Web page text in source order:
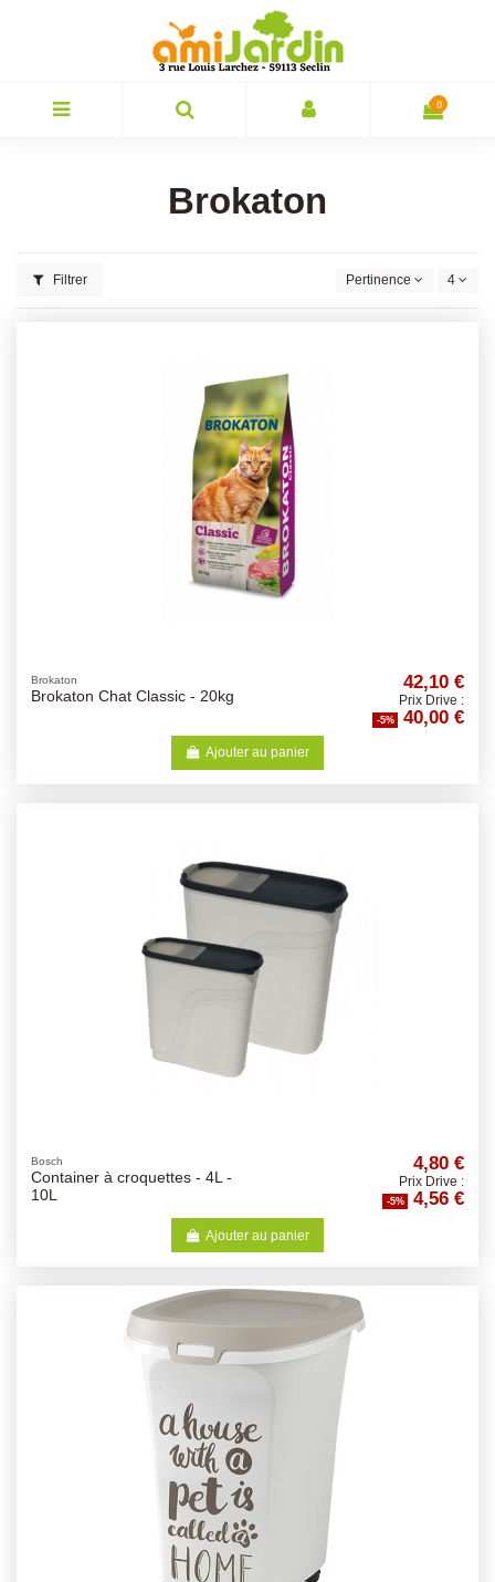
0
Brokaton
Filtrer Pertinence 4
Brokaton
Brokaton Chat Classic - 20kg
42,10 €
Prix Drive :
-5% 40,00 €
Ajouter au panier
Bosch
Container à croquettes - 4L -
10L
4,80 €
Prix Drive :
-5% 4,56 €
Ajouter au panier